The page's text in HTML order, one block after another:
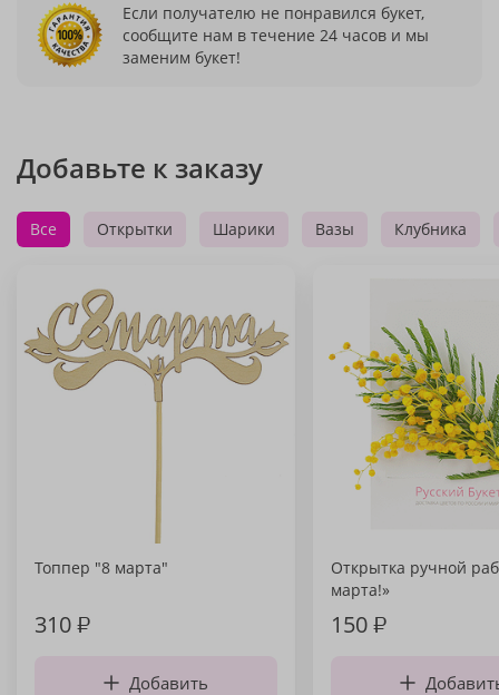
Если получателю не понравился букет,
сообщите нам в течение 24 часов и мы
заменим букет!
Добавьте к заказу
Все Открытки Шарики Вазы Клубника
Топпер "8 марта"
310₽
Добавить
Открытка ручной
марта!»
150₽